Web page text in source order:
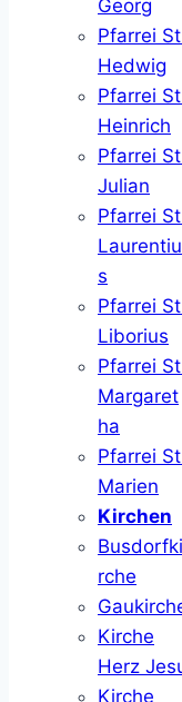
Georg
Pfarrei
Hedwig
Pfarrei
Heinrich
Pfarrei
Julian
Pfarrei
Laurentiu
s
Pfarrei
Liborius
Pfarrei
Margaret
ha
Pfarrei
Marien
Kirchen
Busdorfki
rche
Kirche
Herz
Kirche